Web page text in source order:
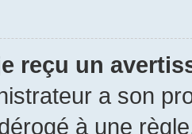
reçu un
a son
à une